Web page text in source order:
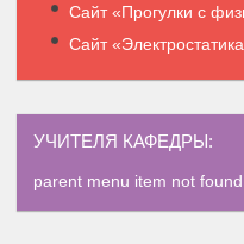
Сайт «Прогулки с
Сайт
УЧИТЕЛЯ КАФЕДРЫ:
parent menu item not